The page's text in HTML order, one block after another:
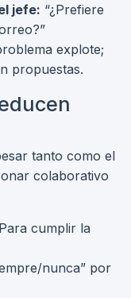
jefe: “¿Prefiere
explote;
propuestas.
tanto como el
colaborativo
cumplir la
nunca” por